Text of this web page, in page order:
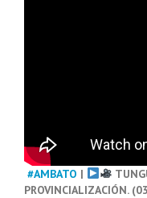
#AMBATO |
PROVINCIALIZACIÓN.